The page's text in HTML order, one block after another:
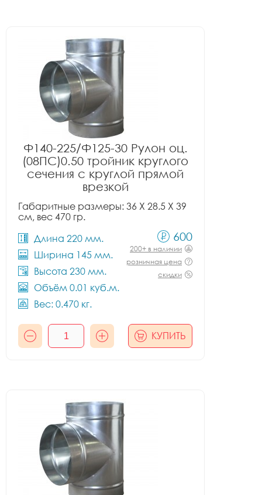
Ф140-225/Ф125-30 Рулон оц.
(08ПС)0.50 тройник круглого
сечения с круглой прямой
врезкой
Габаритные размеры: 36 X 28.5 X 39
см, вес 470 гр.
Длина 220 мм.
Ширина 145 мм.
Высота 230 мм.
Объём 0.01 куб.м.
Вес: 0.470 кг.
600
200+ в наличии
розничная цена
скидки
КУПИТЬ